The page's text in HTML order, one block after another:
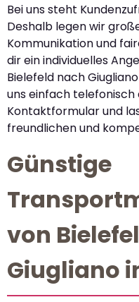
Bei uns steht
Deshalb legen wir
Kommunikation und
dir ein individuelles
Bielefeld nach
uns einfach
Kontaktformular und
freundlichen und
Günstige
von
Giugliano